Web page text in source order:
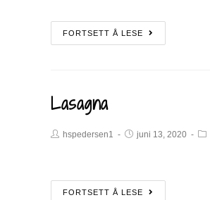
FORTSETT Å LESE
Lasagna
hspedersen1 juni 13, 2020
FORTSETT Å LESE